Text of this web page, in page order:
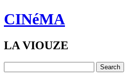
CINéMA
LA VIOUZE